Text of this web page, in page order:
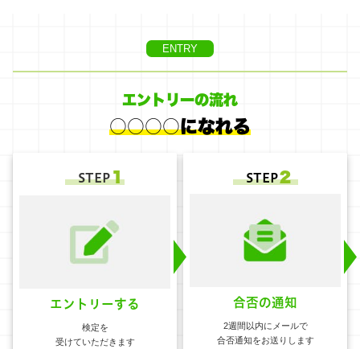
ENTRY
エントリーの流れ
○○○○になれる
STEP１
エントリーする
検定を
受けていただきます
STEP２
合否の通知
2週間以内にメールで
合否通知をお送りします